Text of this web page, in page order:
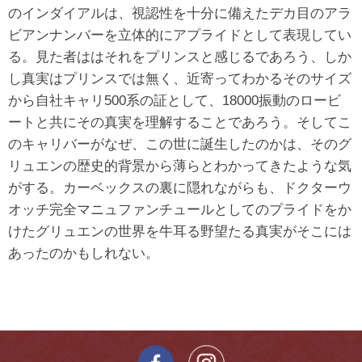
のインダイアルは、視認性を十分に備えたデカ目のアラ
ビアンナンバーを立体的にアプライドとして表現してい
る。見た者ははそれをプリンスと感じるであろう、しか
し真実はプリンスでは無く、近寄ってわかるそのサイズ
から自社キャリ500系の証として、18000振動のロービ
ートと共にその真実を理解することであろう。そしてこ
のキャリバーがなぜ、この世に誕生したのかは、そのグ
リュエンの歴史的背景から薄らとわかってきたような気
がする。カーベックスの裏に隠れながらも、ドクターウ
オッチ完全マニュファンチュールとしてのプライドをか
けたグリュエンの世界を牛耳る野望たる真実がそこには
あったのかもしれない。